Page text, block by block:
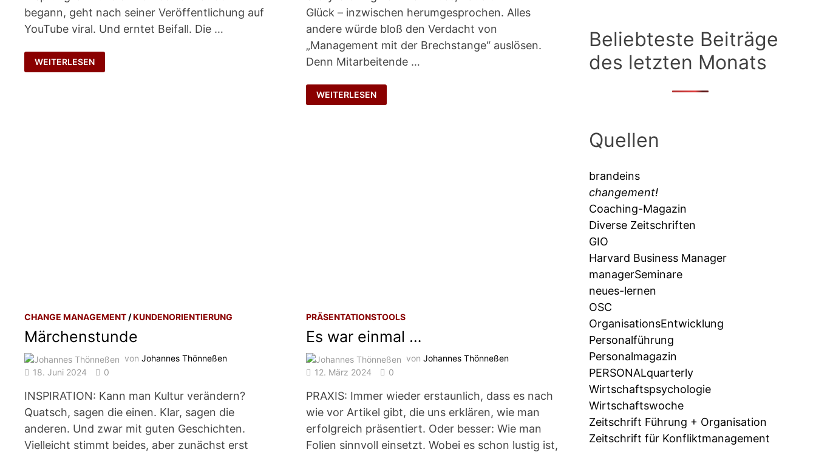
begann, geht nach seiner Veröffentlichung auf
YouTube viral. Und erntet Beifall. Die …
BOAH
BAHN
…!
WEITERLESEN
Glück – inzwischen herumgesprochen. Alles
andere würde bloß den Verdacht von
„Management mit der Brechstange“ auslösen.
Denn Mitarbeitende …
AM
ARIADNEFADEN
ENTLANG
WEITERLESEN
CHANGE MANAGEMENT /KUNDENORIENTIERUNG
Märchenstunde
vonJohannes Thönneßen
18. Juni 2024
0
INSPIRATION: Kann man Kultur verändern?
Quatsch, sagen die einen. Klar, sagen die
anderen. Und zwar mit guten Geschichten.
Vielleicht stimmt beides, aber zunächst erst
PRÄSENTATIONSTOOLS
Es war einmal …
vonJohannes Thönneßen
12. März 2024
0
PRAXIS: Immer wieder erstaunlich, dass es nach
wie vor Artikel gibt, die uns erklären, wie man
erfolgreich präsentiert. Oder besser: Wie man
Folien sinnvoll einsetzt. Wobei es schon lustig ist,
Beliebteste Beiträge
des letzten Monats
Quellen
brandeins
changement!
Coaching-Magazin
Diverse Zeitschriften
GIO
Harvard Business Manager
managerSeminare
neues-lernen
OSC
OrganisationsEntwicklung
Personalführung
Personalmagazin
PERSONALquarterly
Wirtschaftspsychologie
Wirtschaftswoche
Zeitschrift Führung + Organisation
Zeitschrift für Konfliktmanagement